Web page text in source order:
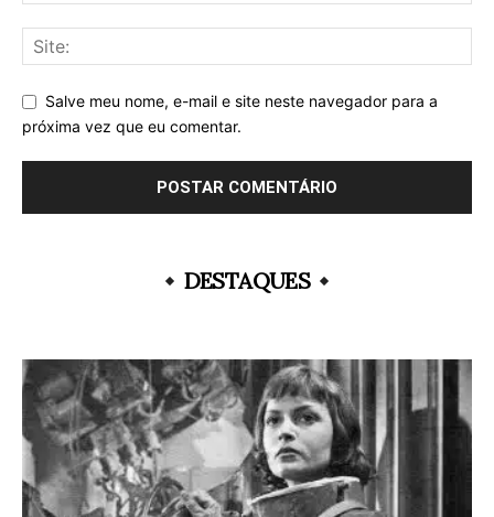
Salve meu nome, e-mail e site neste navegador para a
próxima vez que eu comentar.
DESTAQUES